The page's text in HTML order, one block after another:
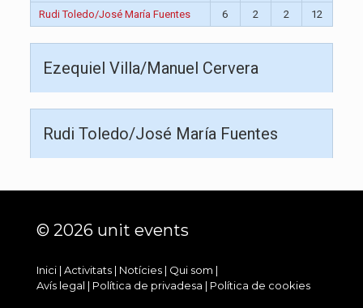
Rudi Toledo/José María Fuentes
6 2 2 12
Ezequiel Villa/Manuel Cervera
Rudi Toledo/José María Fuentes
© 2026 unit events
Inici | Activitats | Notícies | Qui som |
Avís legal | Política de privadesa | Política de cookies